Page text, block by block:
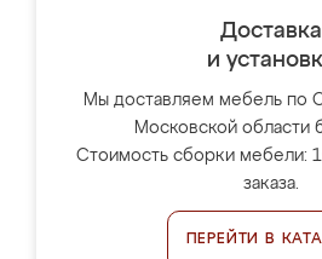
Доставка
и
Мы доставляем мебель по
Московской области
Стоимость сборки мебели:
заказа.
ПЕРЕЙТИ В